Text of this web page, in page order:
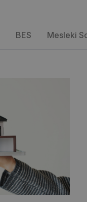
BES Mesleki